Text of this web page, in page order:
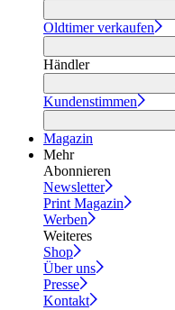
Oldtimer verkaufen
Händler
Kundenstimmen
Magazin
Mehr
Abonnieren
Newsletter
Print Magazin
Werben
Weiteres
Shop
Über uns
Presse
Kontakt